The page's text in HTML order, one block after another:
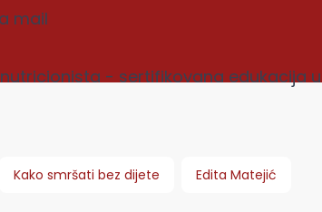
mail
- sertifikovana edukacija u
Kako smršati bez dijete Edita Matejić